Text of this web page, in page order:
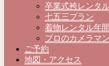
卒業式袴レンタ
七五三プラン
着物レンタル年
プロのカメラマ
ご予約
地図・アクセス